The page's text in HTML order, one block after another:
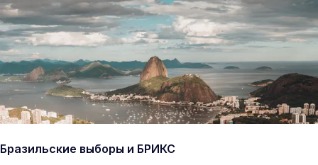
Бразильские выборы и БРИКС